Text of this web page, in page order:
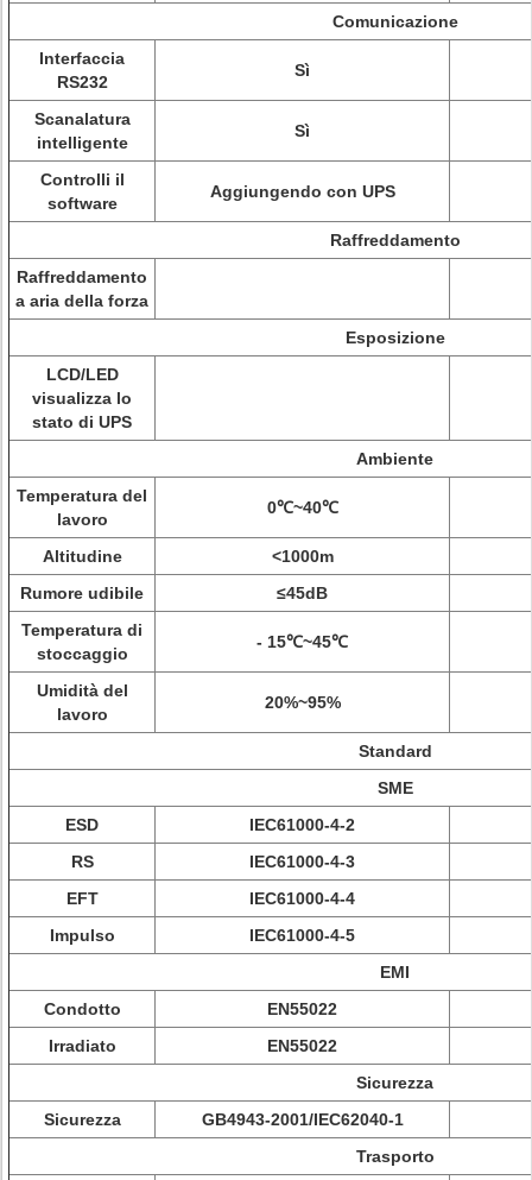
Comunicazione
Interfaccia
RS232
Sì
Scanalatura
intelligente
Sì
Controlli il
software
Aggiungendo con UPS
Raffreddamento
Raffreddamento
a aria della forza
Esposizione
LCD/LED
visualizza lo
stato di UPS
Ambiente
Temperatura del
lavoro
0℃~40℃
Altitudine
<1000m
Rumore udibile
≤45dB
Temperatura di
stoccaggio
- 15℃~45℃
Umidità del
lavoro
20%~95%
Standard
SME
ESD
IEC61000-4-2
RS
IEC61000-4-3
EFT
IEC61000-4-4
Impulso
IEC61000-4-5
EMI
Condotto
EN55022
Irradiato
EN55022
Sicurezza
Sicurezza
GB4943-2001/IEC62040-1
Trasporto